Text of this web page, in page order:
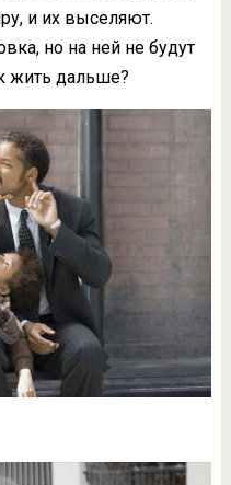
и их выселяют.
но на ней не будут
жить дальше?